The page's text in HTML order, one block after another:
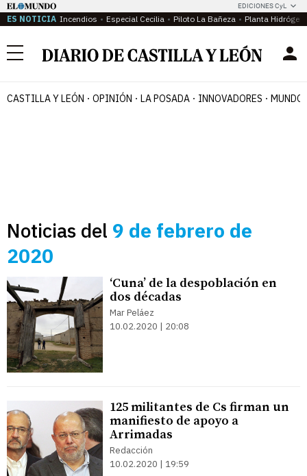
EDICIONES CyL
ES NOTICIA Incendios Especial Cecilia Piloto La Bañeza Planta
Menú
CASTILLA Y LEÓN OPINIÓN LA POSADA INNOVADORES MUNDO
Noticias del 9 de febrero de
2020
‘Cuna’ de la despoblación en
dos décadas
Mar Peláez
10.02.2020 | 20:08
125 militantes de Cs firman un
manifiesto de apoyo a
Arrimadas
Redacción
10.02.2020 | 19:59